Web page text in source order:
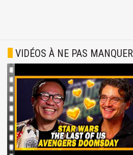
VIDÉOS À NE PAS MANQUER